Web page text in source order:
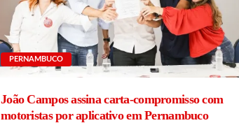
PERNAMBUCO
João Campos assina carta-compromisso com
motoristas por aplicativo em Pernambuco